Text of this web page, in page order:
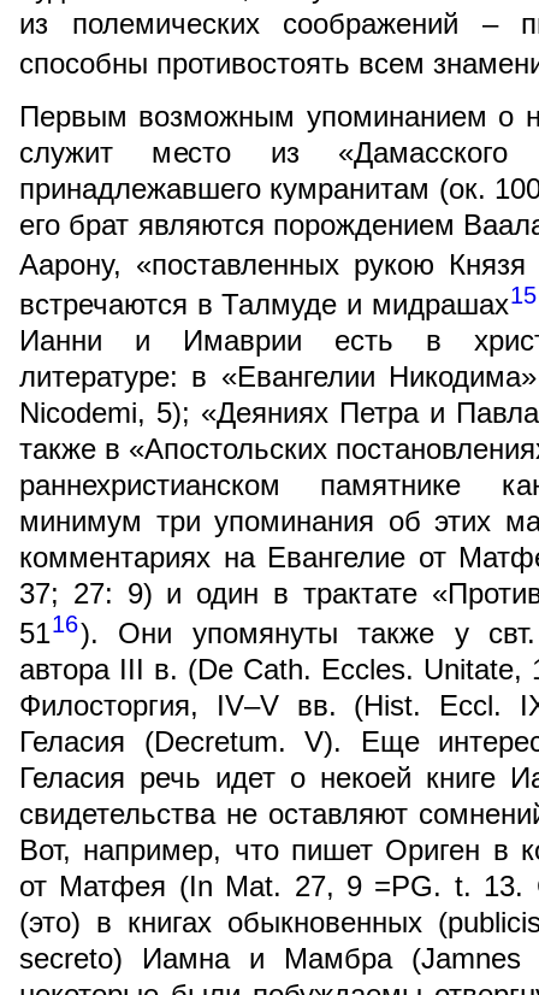
из полемических соображений –
способны противостоять всем
Первым возможным упоминанием о
служит место из «Дамасского
принадлежавшего кумранитам (ок.
его брат являются порождением
Аарону, «поставленных рукою Князя
встречаются в Талмуде и мидрашах15
Ианни и Имаврии есть в
литературе: в «Евангелии
Nicodemi, 5); «Деяниях Петра и
также в «Апостольских
раннехристианском памятнике
минимум три упоминания об этих
комментариях на Евангелие от
37; 27: 9) и один в трактате
5116). Они упомянуты также у свт.
автора III в. (De Cath. Eccles. Unitate,
Филосторгия, IV–V вв. (Hist. Eccl.
Геласия (Decretum. V). Еще
Геласия речь идет о некоей книге
свидетельства не оставляют
Вот, например, что пишет Ориген в
от Матфея (In Mat. 27, 9 =PG. t. 13.
(это) в книгах обыкновенных
secreto) Иамна и Мамбра (Jamnes